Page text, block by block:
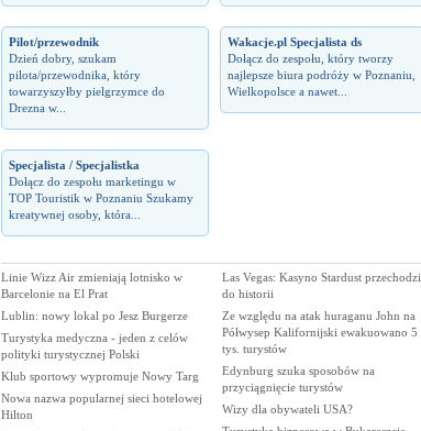
Pilot/przewodnik
Dzień dobry, szukam
pilota/przewodnika, który
towarzyszyłby pielgrzymce do
Drezna w...
Wakacje.pl Specjalista ds
Dołącz do zespołu, który tworzy
najlepsze biura podróży w Poznaniu,
Wielkopolsce a nawet...
Specjalista / Specjalistka
Dołącz do zespołu marketingu w
TOP Touristik w Poznaniu Szukamy
kreatywnej osoby, która...
Linie Wizz Air zmieniają lotnisko w
Barcelonie na El Prat
Lublin: nowy lokal po Jesz Burgerze
Turystyka medyczna - jeden z celów
polityki turystycznej Polski
Klub sportowy wypromuje Nowy Targ
Nowa nazwa popularnej sieci hotelowej
Hilton
Las Vegas: Kasyno Stardust przechodzi
do historii
Ze względu na atak huraganu John na
Półwysep Kalifornijski ewakuowano 5
tys. turystów
Edynburg szuka sposobów na
przyciągnięcie turystów
Wizy dla obywateli USA?